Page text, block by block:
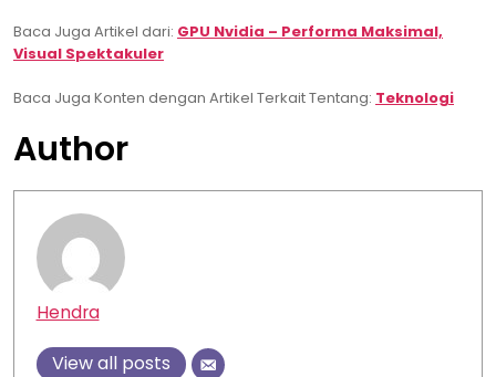
Baca Juga Artikel dari: GPU Nvidia – Performa Maksimal,
Visual Spektakuler
Baca Juga Konten dengan Artikel Terkait Tentang: Teknologi
Author
Hendra
View all posts